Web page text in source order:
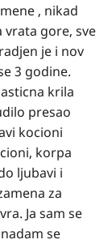
, nikad
vrata gore, sve
je i nov
3 godine.
krila
presao
kocioni
korpa
ljubavi i
za
Ja sam se
se